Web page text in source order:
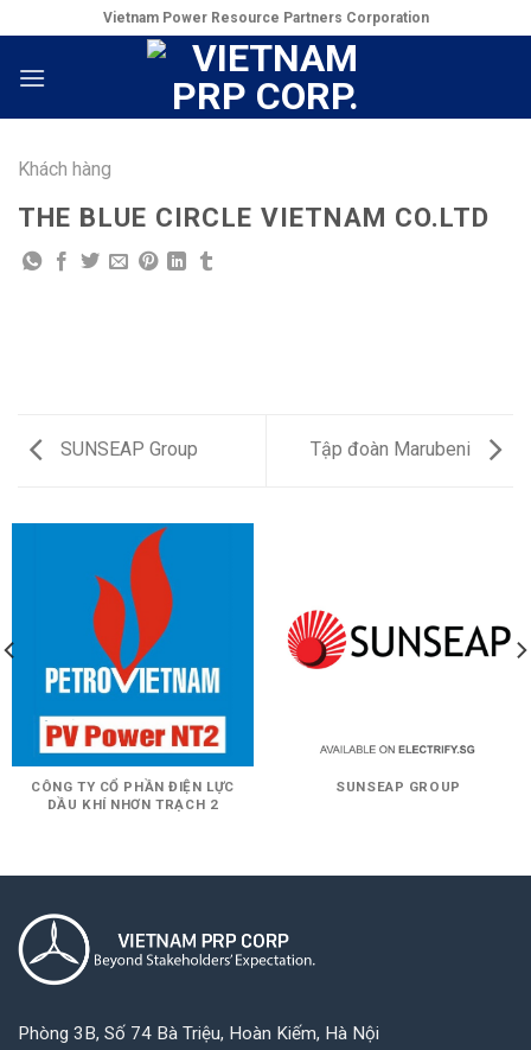
to
content
Vietnam Power Resource Partners Corporation
Khách hàng
THE BLUE CIRCLE VIETNAM CO.LTD
SUNSEAP Group Tập đoàn Marubeni
CÔNG TY CỔ PHẦN ĐIỆN LỰC
DẦU KHÍ NHƠN TRẠCH 2
SUNSEAP GROUP
Phòng 3B, Số 74 Bà Triệu, Hoàn Kiếm, Hà Nội